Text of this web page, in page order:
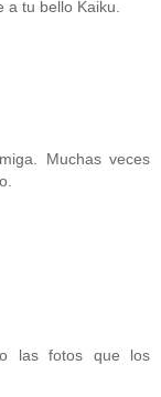
tu bello Kaiku.
Muchas veces
las fotos que los